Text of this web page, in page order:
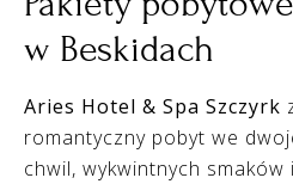
w Beskidach
Aries Hotel & Spa Szczyrk
romantyczny pobyt we
chwil, wykwintnych smaków